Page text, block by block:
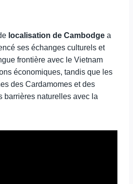
localisation de Cambodge a
ses échanges culturels et
frontière avec le Vietnam
économiques, tandis que les
des Cardamomes et des
barrières naturelles avec la